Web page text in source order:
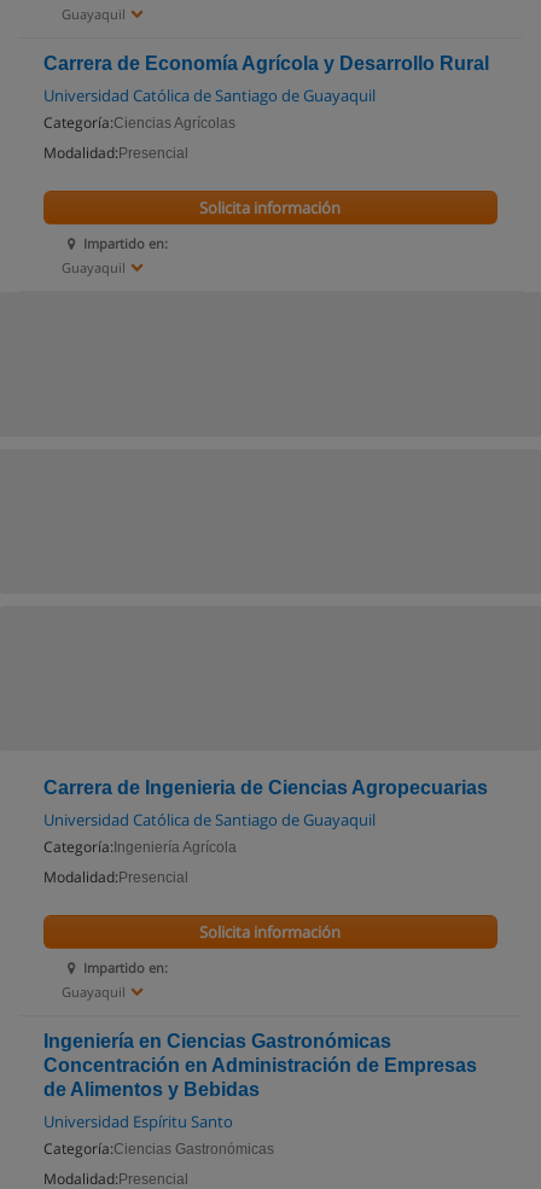
Guayaquil
Carrera de Economía Agrícola y Desarrollo Rural
Universidad Católica de Santiago de Guayaquil
Categoría:Ciencias Agrícolas
Modalidad: Presencial
Impartido en:
Guayaquil
Solicita información
Carrera de Ingenieria de Ciencias Agropecuarias
Universidad Católica de Santiago de Guayaquil
Categoría: Ingeniería Agrícola
Modalidad: Presencial
Impartido en:
Guayaquil
Solicita información
Ingeniería en Ciencias Gastronómicas
Concentración en Administración de Empresas
de Alimentos y Bebidas
Universidad Espíritu Santo
Categoría:Ciencias Gastronómicas
Modalidad: Presencial